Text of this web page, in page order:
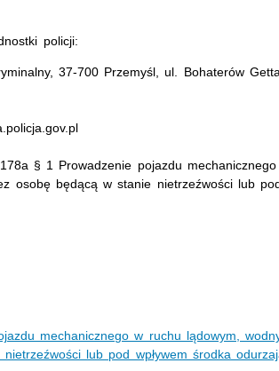
policji:
37-700 Przemyśl, ul. Bohaterów
§ 1 Prowadzenie pojazdu
osobę będącą w stanie nietrzeźwości lub
mechanicznego w ruchu lądowym,
lub pod wpływem środka